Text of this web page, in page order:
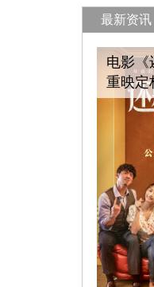
最新资讯
电影《
重映定
回归银